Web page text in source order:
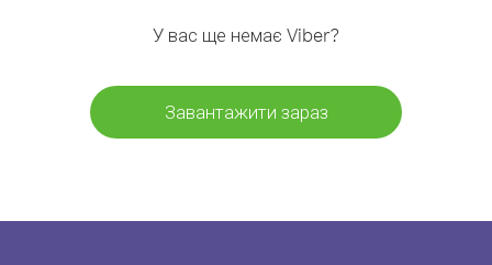
У вас ще немає Viber?
Завантажити зараз